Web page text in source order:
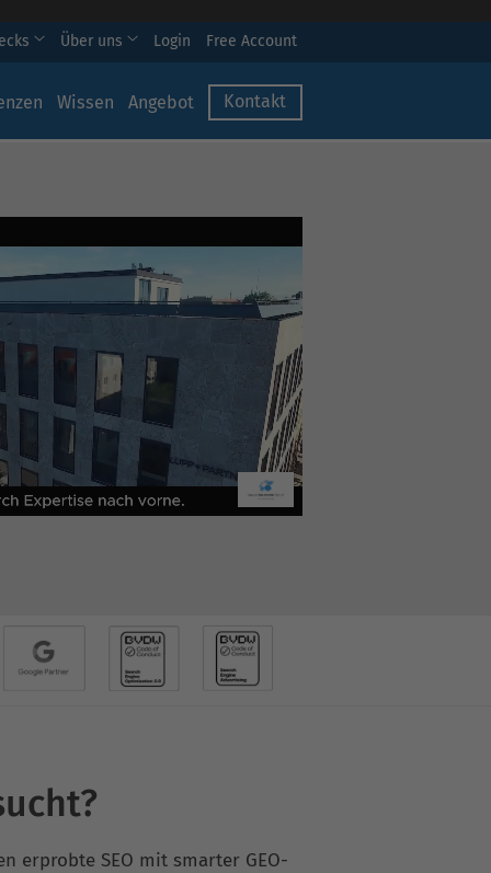
Über uns Login Free Account
Wissen Angebot Kontakt
erprobte SEO mit smarter GEO-